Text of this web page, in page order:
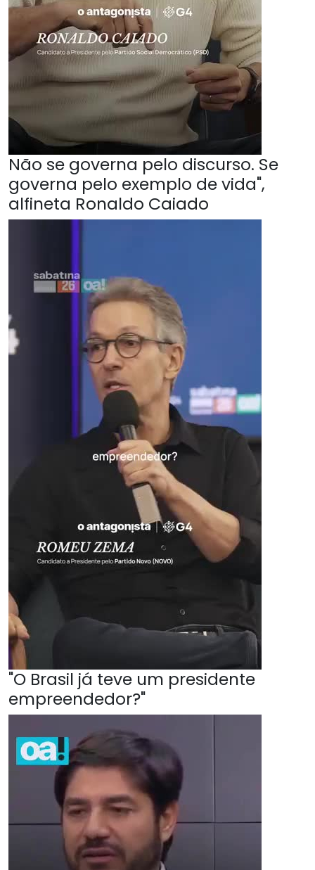
Não se governa pelo discurso. Se
governa pelo exemplo de vida",
alfineta Ronaldo Caiado
"O Brasil já teve um presidente
empreendedor?"